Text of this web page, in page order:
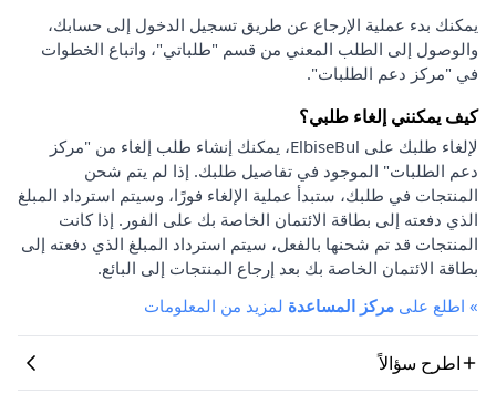
يمكنك بدء عملية الإرجاع عن طريق تسجيل الدخول إلى حسابك،
والوصول إلى الطلب المعني من قسم "طلباتي"، واتباع الخطوات
في "مركز دعم الطلبات".
كيف يمكنني إلغاء طلبي؟
لإلغاء طلبك على ElbiseBul، يمكنك إنشاء طلب إلغاء من "مركز
دعم الطلبات" الموجود في تفاصيل طلبك. إذا لم يتم شحن
المنتجات في طلبك، ستبدأ عملية الإلغاء فورًا، وسيتم استرداد المبلغ
الذي دفعته إلى بطاقة الائتمان الخاصة بك على الفور. إذا كانت
المنتجات قد تم شحنها بالفعل، سيتم استرداد المبلغ الذي دفعته إلى
بطاقة الائتمان الخاصة بك بعد إرجاع المنتجات إلى البائع.
» اطلع على مركز المساعدة لمزيد من المعلومات
اطرح سؤالاً